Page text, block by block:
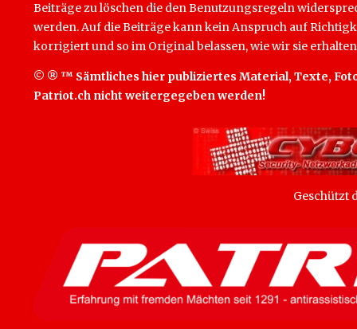
Beiträge zu löschen die den Benutzungsregeln
werden. Auf die Beiträge kann kein Anspruch auf
korrigiert und so im Original belassen, wie wir sie
© ® ™ Sämtliches hier publiziertes Material, Texte,
Patriot.ch nicht weitergegeben werden!
Geschützt